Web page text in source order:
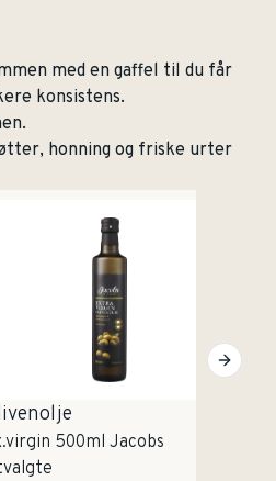
med en gaffel til du får
konsistens.
honning og friske urter
500ml Jacobs